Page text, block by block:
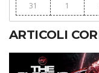
31
1
ARTICOLI